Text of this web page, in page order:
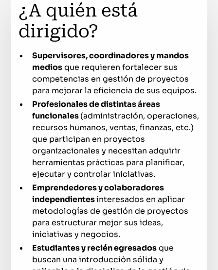
¿A quién está
dirigido?
Supervisores, coordinadores y mandos
mediosque requieren fortalecer sus
competencias en gestión de proyectos
para mejorar la eficiencia de sus equipos.
Profesionales de distintas áreas
funcionales(administración, operaciones,
recursos humanos, ventas, finanzas, etc.)
que participan en proyectos
organizacionales y necesitan adquirir
herramientas prácticas para planificar,
ejecutar y controlar iniciativas.
Emprendedores y colaboradores
independientesinteresados en aplicar
metodologías de gestión de proyectos
para estructurar mejor sus ideas,
iniciativas y negocios.
Estudiantes y recién egresadosque
buscan una introducción sólida y